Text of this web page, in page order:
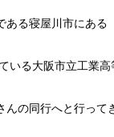
ある寝屋川市にある
いる大阪市立工業
んの同行へと行って